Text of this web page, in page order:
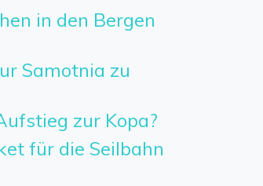
in den Bergen
Samotnia zu
zur Kopa?
für die Seilbahn